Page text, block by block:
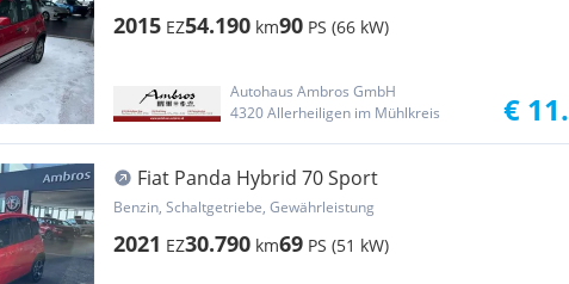
2015 EZ54.190 km90 PS (66 kW)
Autohaus Ambros GmbH
4320 Allerheiligen im Mühlkreis
€
Fiat Panda Hybrid 70 Sport
Benzin, Schaltgetriebe, Gewährleistung
2021 EZ30.790 km69 PS (51 kW)